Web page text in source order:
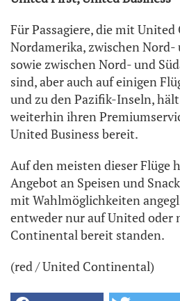
Für Passagiere, die mit
Nordamerika, zwischen
sowie zwischen Nord- und
sind, aber auch auf einigen
und zu den Pazifik-Inseln,
weiterhin ihren
United Business bereit.
Auf den meisten dieser Flüge
Angebot an Speisen und
mit Wahlmöglichkeiten
entweder nur auf United oder
Continental bereit standen.
(red / United Continental)